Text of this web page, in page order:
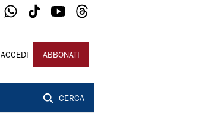
ACCEDI ABBONATI
CERCA